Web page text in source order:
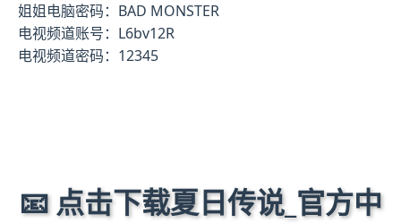
姐姐电脑密码：BAD MONSTER
电视频道账号：L6bv12R
电视频道密码：12345
📧 点击下载夏日传说_官方中